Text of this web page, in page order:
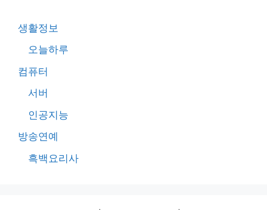
생활정보
오늘하루
컴퓨터
서버
인공지능
방송연예
흑백요리사